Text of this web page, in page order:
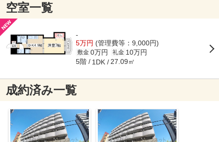
空室一覧
-
5万円 (管理費等：9,000円)
敷金 0万円 礼金 10万円
5階 1DK 27.09㎡
成約済み一覧